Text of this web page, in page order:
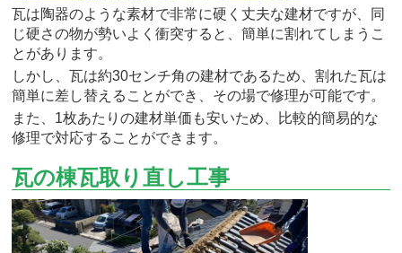
瓦は陶器のような素材で非常に硬く丈夫な建材ですが、同
じ硬さの物が勢いよく衝突すると、簡単に割れてしまうこ
とがあります。
しかし、瓦は約30センチ角の建材であるため、割れた瓦は
簡単に差し替えることができ、その場で修理が可能です。
また、1枚あたりの建材単価も安いため、比較的簡易的な
修理で対応することができます。
瓦の棟瓦取り直し工事